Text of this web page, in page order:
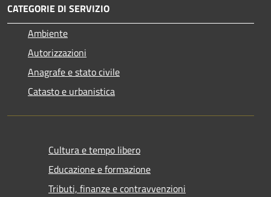
CATEGORIE DI SERVIZIO
Ambiente
Autorizzazioni
Anagrafe e stato civile
Catasto e urbanistica
Cultura e tempo libero
Educazione e formazione
Tributi, finanze e contravvenzioni